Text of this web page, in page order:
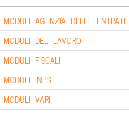
MODULI AGENZIA DELLE ENTRATE
MODULI DEL LAVORO
MODULI FISCALI
MODULI INPS
MODULI VARI